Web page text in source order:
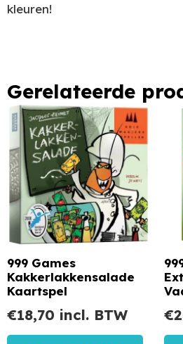
kleuren!
Gerelateerde
999 Games
Kakkerlakkensalade
Kaartspel
€18,70 incl. BTW €